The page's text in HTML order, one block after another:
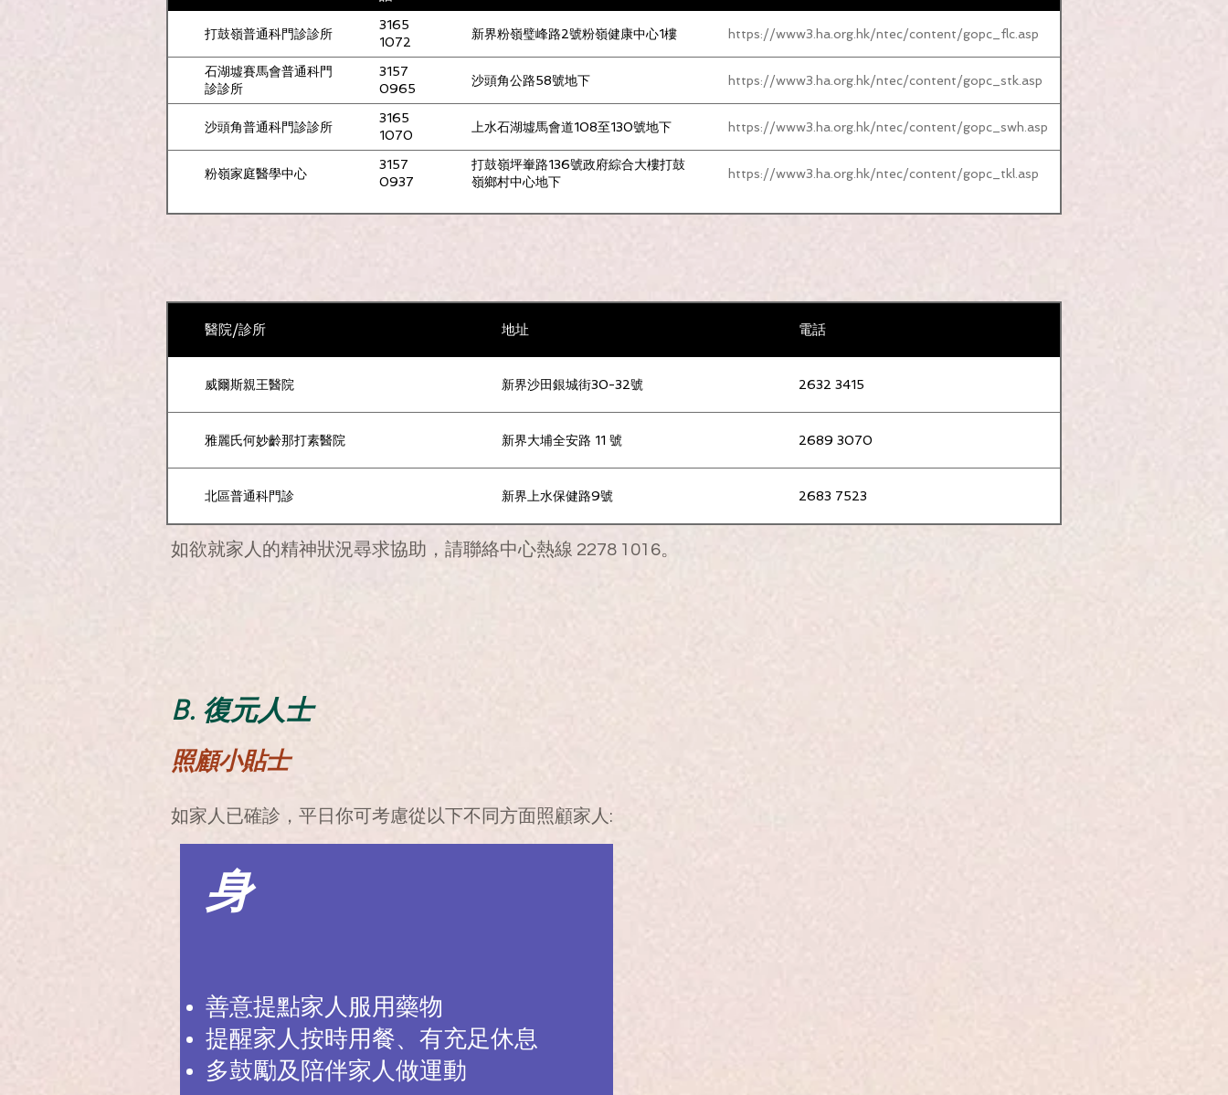
精神科專科門診
2. 可直接預約看私家精神科專科醫生，作精神評估及治療。按此 可了解香港私人執業精神科專科醫生名單。
按此 -https://www.hkcpsych.org.hk/index.php?lang=tw&Itemid=465
3. 如家人情況緊急，可到鄰近政府醫院之急症室轉介入院接受治療
如欲就家人的精神狀況尋求協助，請聯絡中心熱線 2278 1016。
打鼓嶺普通科門診診所
3165
1072
新界粉嶺璧峰路2號粉嶺健康中心1樓 https://www3.ha.org.hk/ntec/content/gopc_flc.asp
石湖墟賽馬會普通科門
診診所
3157
0965
沙頭角公路58號地下 https://www3.ha.org.hk/ntec/content/gopc_stk.asp
沙頭角普通科門診診所
3165
1070
上水石湖墟馬會道108至130號地下 https://www3.ha.org.hk/ntec/content/gopc_swh.asp
粉嶺家庭醫學中心
3157
0937
打鼓嶺坪輋路136號政府綜合大樓打鼓
嶺鄉村中心地下
https://www3.ha.org.hk/ntec/content/gopc_tkl.asp
醫院/診所 地址 電話
威爾斯親王醫院 新界沙田銀城街30-32號 2632 3415
雅麗氏何妙齡那打素醫院 新界大埔全安路 11 號 2689 3070
北區普通科門診 新界上水保健路9號 2683 7523
B. 復元人士
照顧小貼士
如家人已確診，平日你可考慮從以下不同方面照顧家人:
​身
善意提點家人服用藥物
提醒家人按時用餐、有充足休息
多鼓勵及陪伴家人做運動